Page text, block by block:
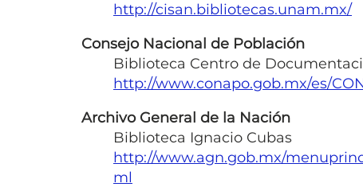
http://cisan.bibliotecas.unam.mx/
Consejo Nacional de Población
Biblioteca Centro de
http://www.conapo.gob.mx/es/
Archivo General de la Nación
Biblioteca Ignacio Cubas
http://www.agn.gob.mx/
ml